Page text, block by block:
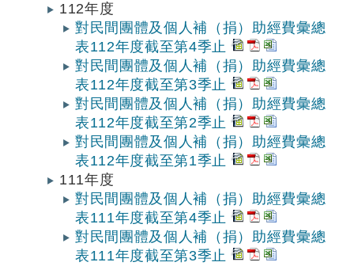
112年度
對民間團體及個人補（捐）助經費彙總
表112年度截至第4季止
對民間團體及個人補（捐）助經費彙總
表112年度截至第3季止
對民間團體及個人補（捐）助經費彙總
表112年度截至第2季止
對民間團體及個人補（捐）助經費彙總
表112年度截至第1季止
111年度
對民間團體及個人補（捐）助經費彙總
表111年度截至第4季止
對民間團體及個人補（捐）助經費彙總
表111年度截至第3季止